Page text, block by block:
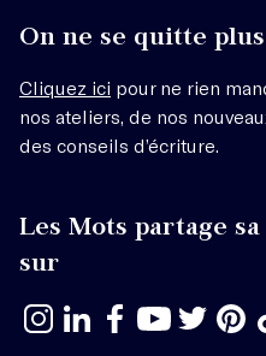
On ne se quitte
Cliquez ici pour ne rien
nos ateliers, de nos
des conseils d’écriture.
Les Mots partage
sur